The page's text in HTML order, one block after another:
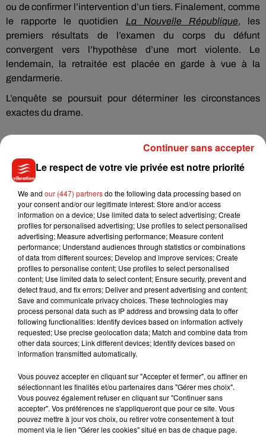
ou de confirmer l’intervention d’un tiers. Finalement, comme
le rapporte le quotidien La Nouvelle République, les
premiers résultats de l’examen du corps du défunt
convergent vers l’hypothèse d’une mort violente. Le
lendemain, la retraitée est placée en garde à vue à la
gendarmerie.
L’enquête se poursuit pour déterminer les circonstances
exactes du drame.
Musique
5 août 2026
Benny Blanco invite Selena Gomez et
Becky G sur son nouveau single
4 août 2026
Tiny Desk invite Charlie Puth pour une
live session solaire
4 août 2026
Ariana Grande prendra une pause après
sa tournée mondiale
Le respect de votre vie privée est notre priorité
We and our (447) partnersdo the following data processing based on
your consent and/or our legitimate interest: Store and/or access
information on a device; Use limited data to select advertising; Create
profiles for personalised advertising; Use profiles to select personalised
advertising; Measure advertising performance; Measure content
performance; Understand audiences through statistics or combinations
of data from different sources; Develop and improve services; Create
profiles to personalise content; Use profiles to select personalised
content; Use limited data to select content; Ensure security, prevent and
detect fraud, and fix errors; Deliver and present advertising and content;
Save and communicate privacy choices. These technologies may
process personal data such as IP address and browsing data to offer
following functionalities: Identify devices based on information actively
requested; Use precise geolocation data; Match and combine data from
other data sources; Link different devices; Identify devices based on
information transmitted automatically.
Vous pouvez accepter en cliquant sur "Accepter et fermer", ou affiner en
sélectionnant les finalités et/ou partenaires dans "Gérer mes choix".
Vous pouvez également refuser en cliquant sur "Continuer sans
accepter". Vos préférences ne s'appliqueront que pour ce site. Vous
pouvez mettre à jour vos choix, ou retirer votre consentement à tout
moment via le lien "Gérer les cookies" situé en bas de chaque page.
Continuer sans accepter